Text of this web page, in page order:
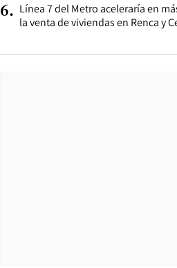
6. Línea 7 del Metro aceleraría en
la venta de viviendas en Renca y